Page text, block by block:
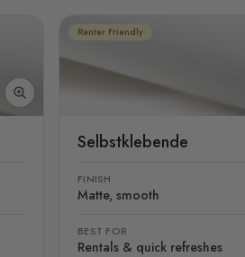
Renter Friendly
Selbstklebende
FINISH
Matte, smooth
BEST FOR
Rentals & quick refreshes